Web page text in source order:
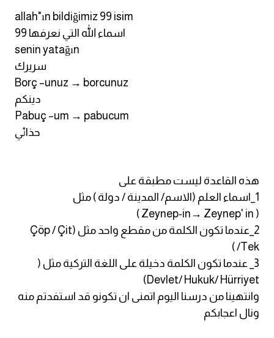
اغلق النافذة
allah"ın bildiğimiz 99 isim
اسماء الله التي نعرفها 99
senin yatağın
سريرك
Borç –unuz → borcunuz
دينكم
Pabuç –um → pabucum
حذائي
هذه القاعدة ليست مطبقة على
1_اسماء العلم (الاسم/ المدينة / دولة ) مثل
( Zeynep-in→ Zeynep' in )
2_عندما تكون الكلمة من مقطع واحد مثل (Çöp / Çit
/Tek )
3_ عندما تكون الكلمة دخيلة على اللغة التركية مثل (
Devlet/ Hukuk/ Hürriyet)
وانتهينا من درسنا اليوم اتمنى ان تكونو قد استفدتم منه
ونال اعجابكم